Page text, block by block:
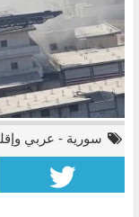
سورية - عربي